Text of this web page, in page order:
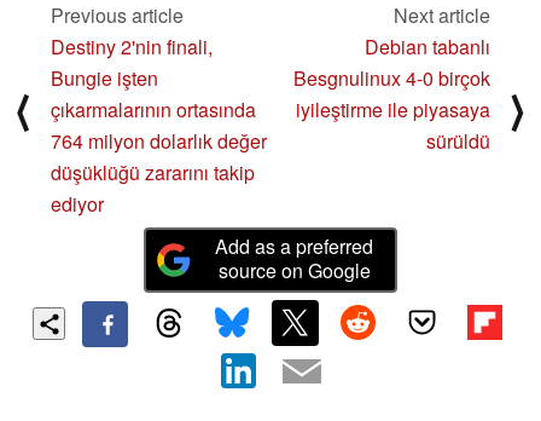
⟨
Previous article
Destiny 2'nin finali,
Bungie işten
çıkarmalarının ortasında
764 milyon dolarlık değer
düşüklüğü zararını takip
ediyor
Next article
Debian tabanlı
Besgnulinux 4-0 birçok
iyileştirme ile piyasaya
sürüldü
⟩
Add as a preferred
source on Google